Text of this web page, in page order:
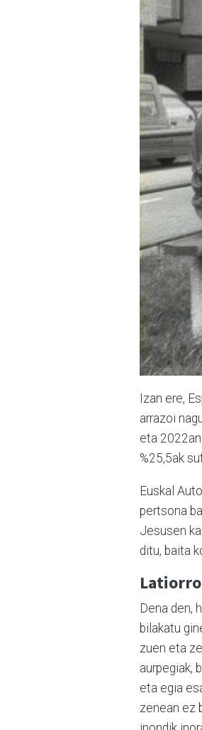
Izan ere,
arrazoi
eta
%25,5ak
Euskal
pertsona
Jesusen
ditu, baita
Dena den,
bilakatu
zuen eta
aurpegiak,
eta egia
zenean ez